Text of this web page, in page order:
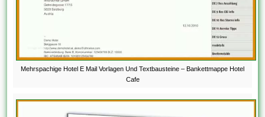
Mehrspachige Hotel E Mail Vorlagen Und Textbausteine – Bankettmappe Hotel
Cafe